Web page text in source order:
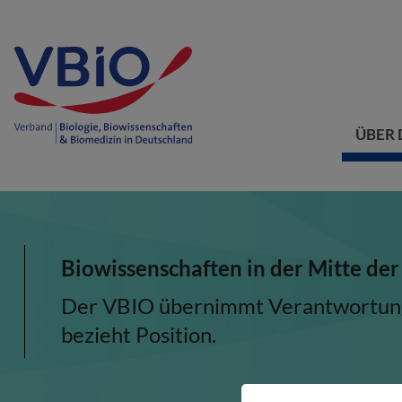
ÜBER
Biowissenschaften in der Mitte
Der VBIO übernimmt
bezieht Position.